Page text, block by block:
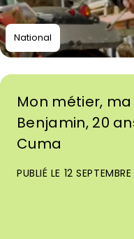
National
Mon métier,
Benjamin, 20
Cuma
PUBLIÉ LE 12